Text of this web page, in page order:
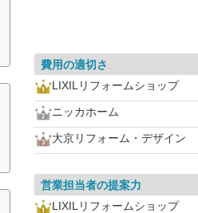
費用の適切さ
LIXILリフォームショップ
ニッカホーム
大京リフォーム・デザイン
営業担当者の提案力
LIXILリフォームショップ